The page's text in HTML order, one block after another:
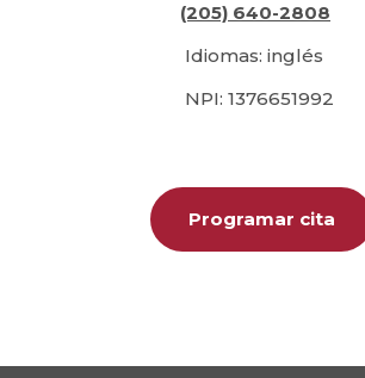
(205) 640-2808
Idiomas: inglés
NPI: 1376651992
Programar cita